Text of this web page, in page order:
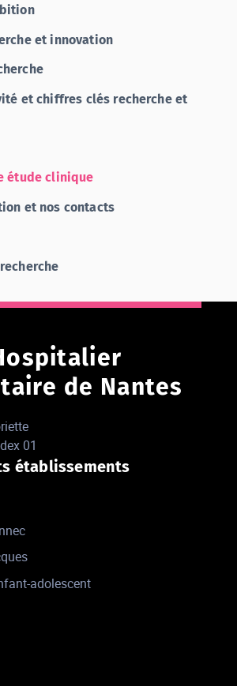
et innovation
et chiffres clés recherche et
étude clinique
et nos contacts
de Nantes
01
établissements
adolescent